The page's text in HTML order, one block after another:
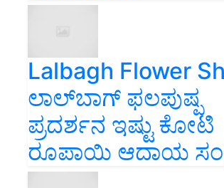
Lalbagh Flower
ಲಾಲ್‌ಬಾಗ್ ಫಲಪುಷ್ಪ
ಪ್ರದರ್ಶನ ಇಷ್ಟು ಕೋಟಿ
ರೂಪಾಯಿ ಆದಾಯ